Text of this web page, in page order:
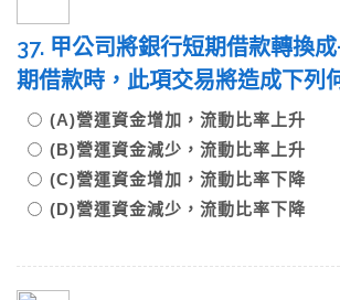
37. 甲公司將銀行短期借款轉換
期借款時，此項交易將造成下列
(A)營運資金增加，流動比率上升
(B)營運資金減少，流動比率上升
(C)營運資金增加，流動比率下降
(D)營運資金減少，流動比率下降